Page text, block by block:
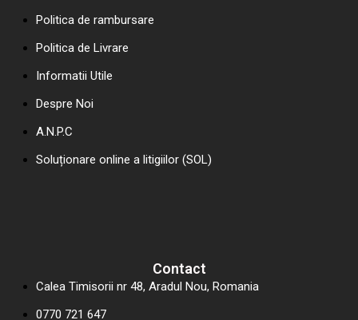
Politica de rambursare
Politica de Livrare
Informatii Utile
Despre Noi
A.N.P.C
Soluționare online a litigiilor (SOL)
Contact
Calea Timisorii nr 48, Aradul Nou, Romania
0770 721 647